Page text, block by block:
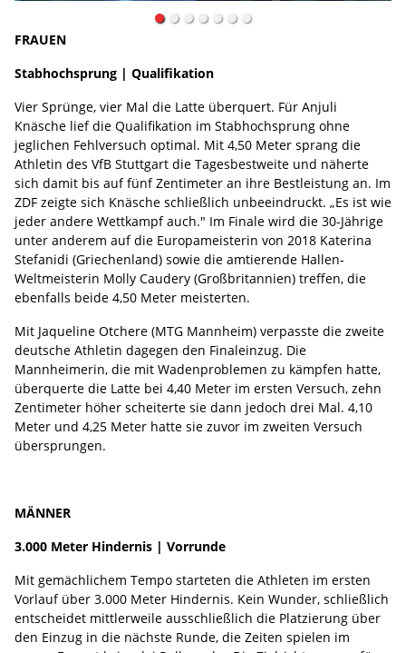
FRAUEN
Stabhochsprung | Qualifikation
Vier Sprünge, vier Mal die Latte überquert. Für Anjuli
Knäsche lief die Qualifikation im Stabhochsprung ohne
jeglichen Fehlversuch optimal. Mit 4,50 Meter sprang die
Athletin des VfB Stuttgart die Tagesbestweite und näherte
sich damit bis auf fünf Zentimeter an ihre Bestleistung an. Im
ZDF zeigte sich Knäsche schließlich unbeeindruckt. „Es ist wie
jeder andere Wettkampf auch." Im Finale wird die 30-Jährige
unter anderem auf die Europameisterin von 2018 Katerina
Stefanidi (Griechenland) sowie die amtierende Hallen-
Weltmeisterin Molly Caudery (Großbritannien) treffen, die
ebenfalls beide 4,50 Meter meisterten.
Mit Jaqueline Otchere (MTG Mannheim) verpasste die zweite
deutsche Athletin dagegen den Finaleinzug. Die
Mannheimerin, die mit Wadenproblemen zu kämpfen hatte,
überquerte die Latte bei 4,40 Meter im ersten Versuch, zehn
Zentimeter höher scheiterte sie dann jedoch drei Mal. 4,10
Meter und 4,25 Meter hatte sie zuvor im zweiten Versuch
übersprungen.
MÄNNER
3.000 Meter Hindernis | Vorrunde
Mit gemächlichem Tempo starteten die Athleten im ersten
Vorlauf über 3.000 Meter Hindernis. Kein Wunder, schließlich
entscheidet mittlerweile ausschließlich die Platzierung über
den Einzug in die nächste Runde, die Zeiten spielen im